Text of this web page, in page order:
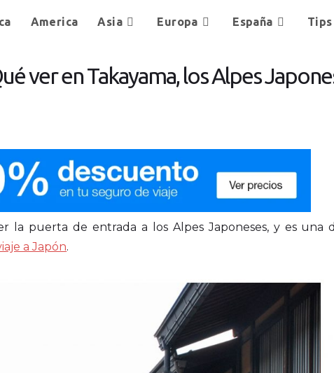
America Asia Europa España
ver en Takayama, los Alpes
la puerta de entrada a los Alpes Japoneses, y es una
a Japón.